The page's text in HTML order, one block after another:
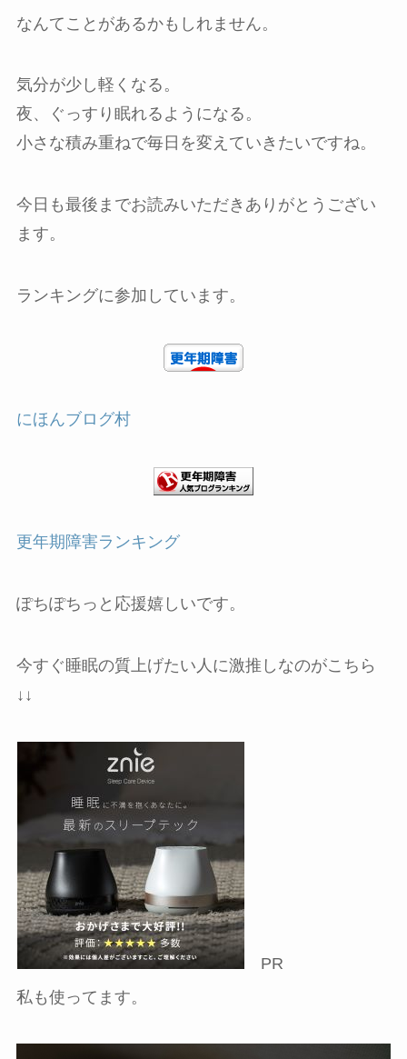
なんてことがあるかもしれません。
気分が少し軽くなる。
夜、ぐっすり眠れるようになる。
小さな積み重ねで毎日を変えていきたいですね。
今日も最後までお読みいただきありがとうござい
ます。
ランキングに参加しています。
にほんブログ村
更年期障害ランキング
ぽちぽちっと応援嬉しいです。
今すぐ睡眠の質上げたい人に激推しなのがこちら
↓↓
PR
私も使ってます。